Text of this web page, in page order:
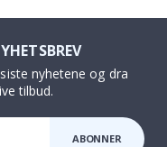
nyhetene og dra
tilbud.
ABONNER